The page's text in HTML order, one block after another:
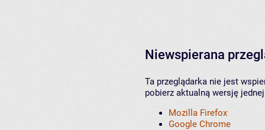
Niewspierana
Ta przeglądarka nie jest
pobierz aktualną wersję
Mozilla Firefox
Google Chrome